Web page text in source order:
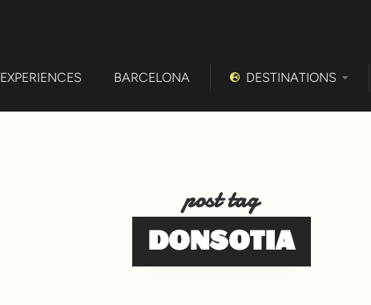
EXPERIENCES BARCELONA DESTINATIONS
post tag
DONSOTIA